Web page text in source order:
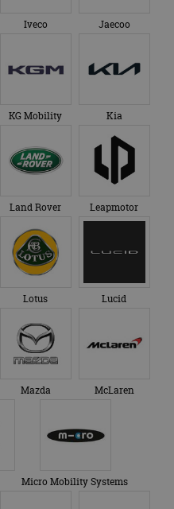
Iveco Jaecoo
KG Mobility Kia
Land Rover Leapmotor
Lotus Lucid
Mazda McLaren
Micro Mobility Systems